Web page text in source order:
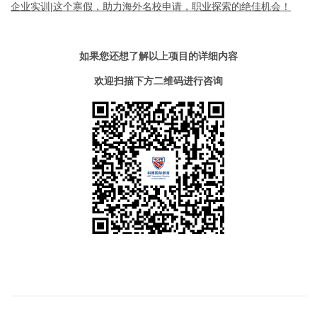
企业实训|这个寒假，助力海外名校申请，职业探索的绝佳机会！
如果您还想了解以上项目的详细内容
欢迎扫描下方二维码进行咨询